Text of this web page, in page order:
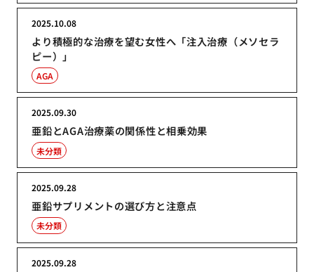
より積極的な治療を望む女性へ「注入治療（メソセラ
ピー）」
2025.10.08
AGA
亜鉛とAGA治療薬の関係性と相乗効果
2025.09.30
未分類
亜鉛サプリメントの選び方と注意点
2025.09.28
未分類
2025.09.28